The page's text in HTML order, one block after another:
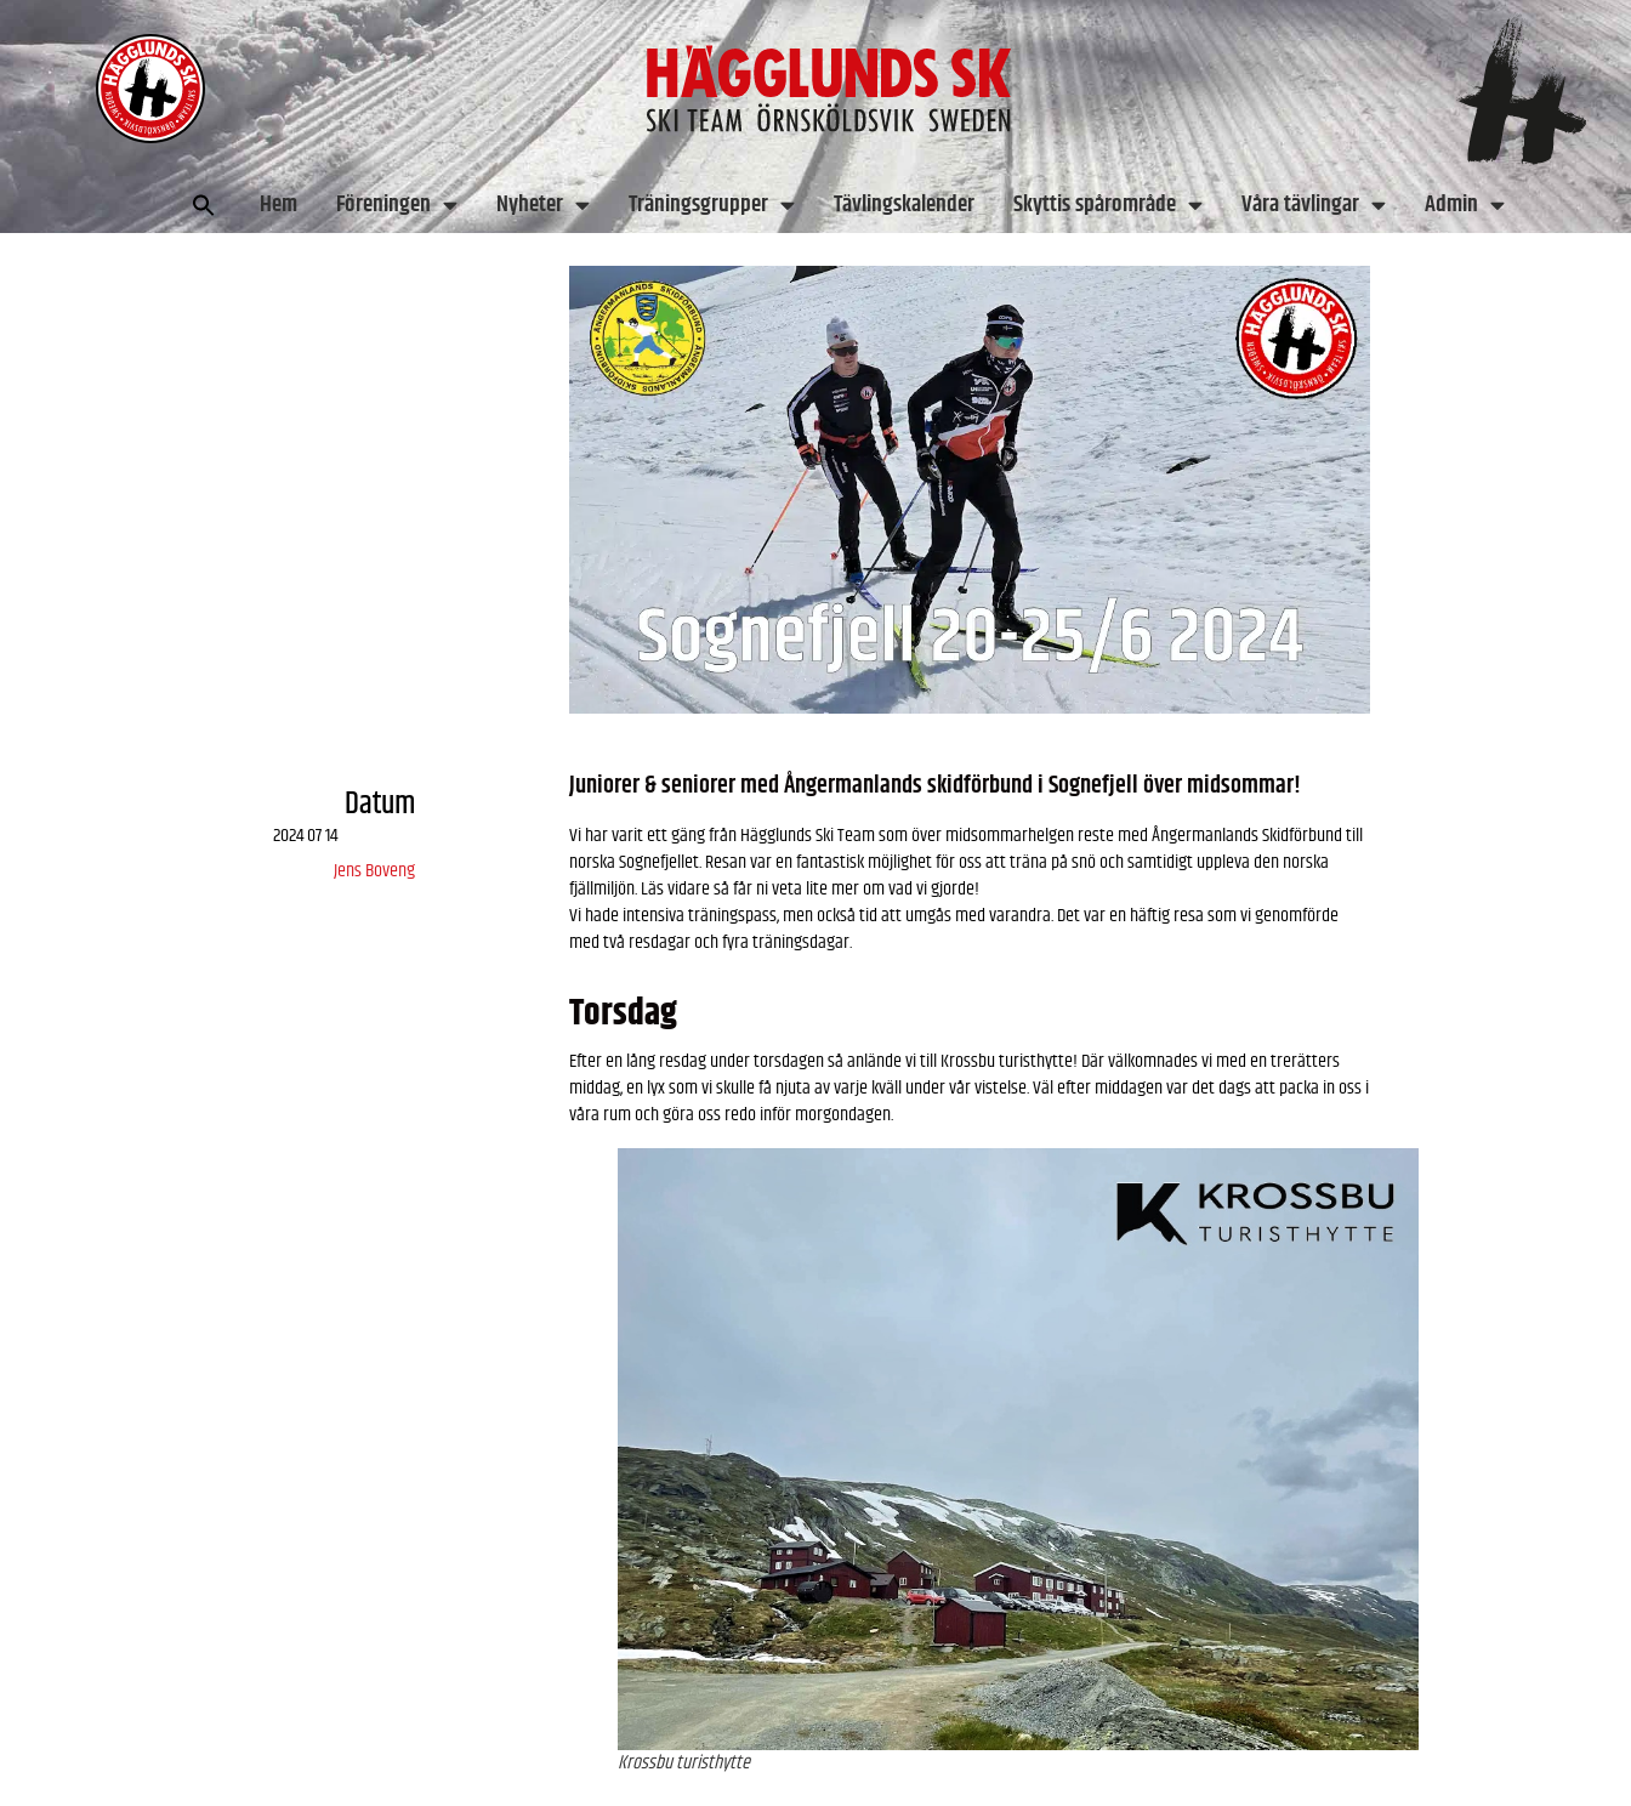
Sök
efter: Hem Föreningen Nyheter Träningsgrupper Tävlingskalender Skyttis spårområde Våra tävlingar Admin
Datum
2024 07 14
Jens Boveng
Juniorer & seniorer med Ångermanlands skidförbund i Sognefjell över midsommar!
Vi har varit ett gäng från Hägglunds Ski Team som över midsommarhelgen reste med Ångermanlands Skidförbund till
norska Sognefjellet. Resan var en fantastisk möjlighet för oss att träna på snö och samtidigt uppleva den norska
fjällmiljön. Läs vidare så får ni veta lite mer om vad vi gjorde!
Vi hade intensiva träningspass, men också tid att umgås med varandra. Det var en häftig resa som vi genomförde
med två resdagar och fyra träningsdagar.
Torsdag
Efter en lång resdag under torsdagen så anlände vi till Krossbu turisthytte! Där välkomnades vi med en trerätters
middag, en lyx som vi skulle få njuta av varje kväll under vår vistelse. Väl efter middagen var det dags att packa in oss i
våra rum och göra oss redo inför morgondagen.
Krossbu turisthytte